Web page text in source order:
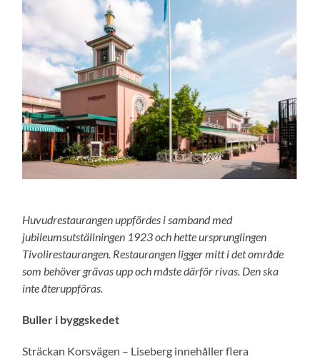
Huvudrestaurangen uppfördes i samband med
jubileumsutställningen 1923 och hette ursprunglingen
Tivolirestaurangen. Restaurangen ligger mitt i det område
som behöver grävas upp och måste därför rivas. Den ska
inte återuppföras.
Buller i byggskedet
Sträckan Korsvägen – Liseberg innehåller flera